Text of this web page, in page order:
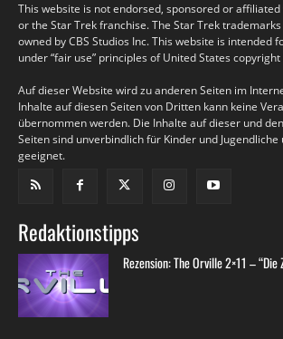
This website is not endorsed, sponsored or affiliated
or the Star Trek franchise. The Star Trek
owned by CBS Studios Inc. This website is intended
under “fair use” principles of United States copyright
Auf dieser Website wird zu anderen Seiten im
Inhalte auf diesen Seiten von Dritten kann keine
übernommen werden. Die Inhalte auf dieser und
Seiten sind unverbindlich für Kinder und Jugendliche
geeignet.
Redaktionstipps
Rezension: The Orville 2×11 – “Die